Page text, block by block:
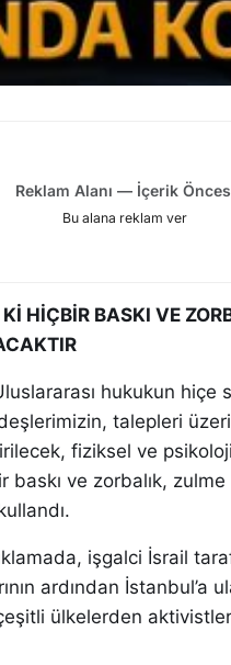
Reklam Alanı — İçerik
Bu alana reklam ver
HİÇBİR BASKI VE
hukukun hiçe
talepleri
fiziksel ve
ve zorbalık, zulme
işgalci İsrail
ardından İstanbul’a
ülkelerden